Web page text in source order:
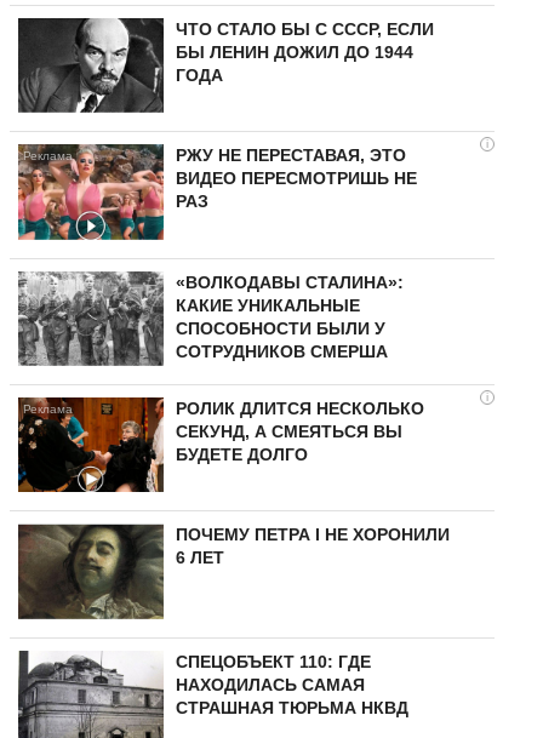
ЧТО СТАЛО БЫ С СССР, ЕСЛИ
БЫ ЛЕНИН ДОЖИЛ ДО 1944
ГОДА
i
РЖУ НЕ ПЕРЕСТАВАЯ, ЭТО
ВИДЕО ПЕРЕСМОТРИШЬ НЕ
РАЗ
«ВОЛКОДАВЫ СТАЛИНА»:
КАКИЕ УНИКАЛЬНЫЕ
СПОСОБНОСТИ БЫЛИ У
СОТРУДНИКОВ СМЕРША
i
РОЛИК ДЛИТСЯ НЕСКОЛЬКО
СЕКУНД, А СМЕЯТЬСЯ ВЫ
БУДЕТЕ ДОЛГО
ПОЧЕМУ ПЕТРА I НЕ ХОРОНИЛИ
6 ЛЕТ
СПЕЦОБЪЕКТ 110: ГДЕ
НАХОДИЛАСЬ САМАЯ
СТРАШНАЯ ТЮРЬМА НКВД